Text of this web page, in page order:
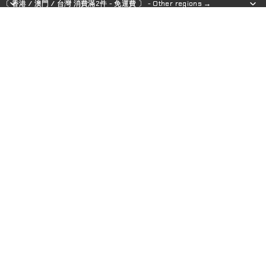
〔 香港 / 澳門 / 台灣 消費滿2件 - 免運費 〕 - Other regions →
〔 香港 / 澳門 / 台灣 消費滿2件 - 免運費 〕 - Other regions →